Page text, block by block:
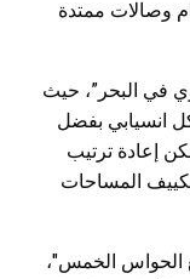
طعام وصالات ممتدة
في البحر”، حيث
انسيابي بفضل
إعادة ترتيب
المساحات
الحواس الخمس"،